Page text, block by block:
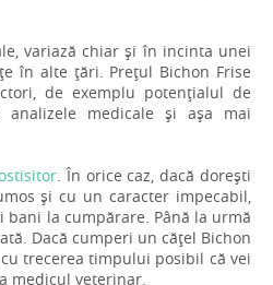
variază chiar și în incinta unei
în alte țări. Prețul Bichon Frise
de exemplu potențialul de
analizele medicale și așa mai
. În orice caz, dacă dorești
și cu un caracter impecabil,
bani la cumpărare. Până la urmă
Dacă cumperi un cățel Bichon
trecerea timpului posibil că vei
medicul veterinar.